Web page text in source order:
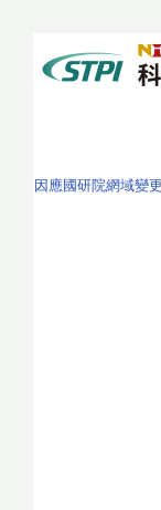
因應國研院網域變